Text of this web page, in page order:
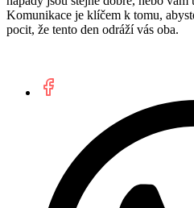
Komunikace je klíčem k tomu,
pocit, že tento den odráží vás oba.